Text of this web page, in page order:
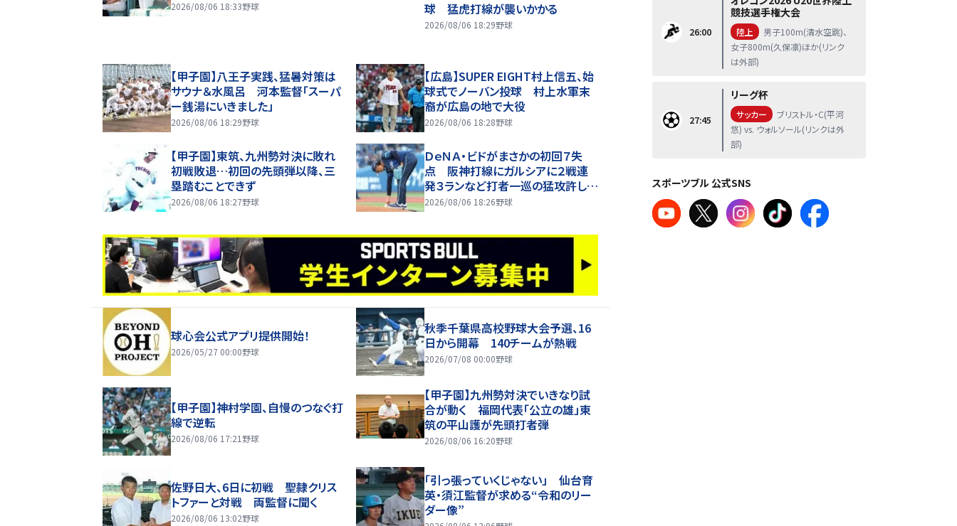
の継投策で逆転勝ち
2026/08/06 18:33野球
球 猛虎打線が襲いかかる
2026/08/06 18:29野球
【甲子園】八王子実践、猛暑対策は
サウナ＆水風呂 河本監督「スーパ
ー銭湯にいきました」
2026/08/06 18:29野球
【広島】SUPER EIGHT村上信五、始
球式でノーバン投球 村上水軍末
裔が広島の地で大役
2026/08/06 18:28野球
【甲子園】東筑、九州勢対決に敗れ
初戦敗退…初回の先頭弾以降、三
塁踏むことできず
2026/08/06 18:27野球
ＤｅＮＡ・ビドがまさかの初回７失
点 阪神打線にガルシアに２戦連
発３ランなど打者一巡の猛攻許し１
イニングで４３球費やす
2026/08/06 18:26野球
球心会公式アプリ提供開始！
2026/05/27 00:00野球
秋季千葉県高校野球大会予選、16
日から開幕 140チームが熱戦
2026/07/08 00:00野球
【甲子園】神村学園、自慢のつなぐ打
線で逆転
2026/08/06 17:21 野球
【甲子園】九州勢対決でいきなり試
合が動く 福岡代表「公立の雄」東
筑の平山護が先頭打者弾
2026/08/06 16:20野球
佐野日大、6日に初戦 聖隷クリス
トファーと対戦 両監督に聞く
2026/08/06 13:02野球
「引っ張っていくじゃない」 仙台育
英・須江監督が求める“令和のリー
ダー像”
26:00
競技選手権大会
陸上
男子100m(清水空跳)、
女子800m(久保凛)ほか(リンク
は外部)
27:45
リーグ杯
サッカー
ブリストル・C(平河
悠) vs. ウォルソール(リンクは外
部)
スポーツブル 公式SNS